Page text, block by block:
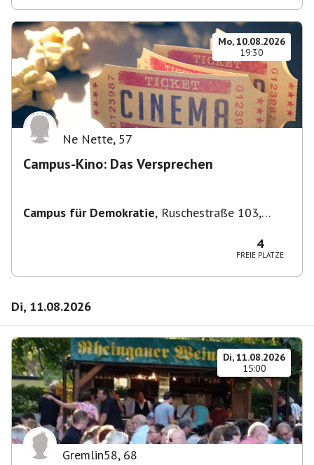
Mo, 10.08.2026
19:30
Ne Nette, 57
Campus-Kino: Das Versprechen
Campus für Demokratie, Ruschestraße 103,
4
FREIE PLÄTZE
Di, 11.08.2026
Di, 11.08.2026
15:00
Gremlin58, 68